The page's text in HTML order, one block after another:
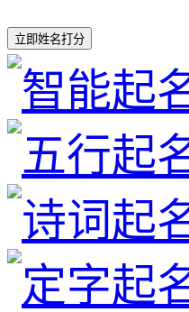
立即姓名打分